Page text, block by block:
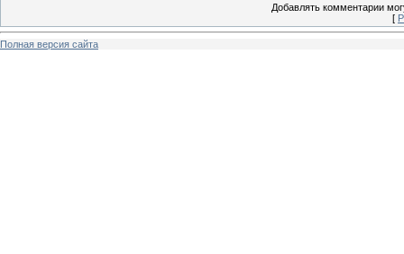
Добавлять комментарии
[
Полная версия сайта